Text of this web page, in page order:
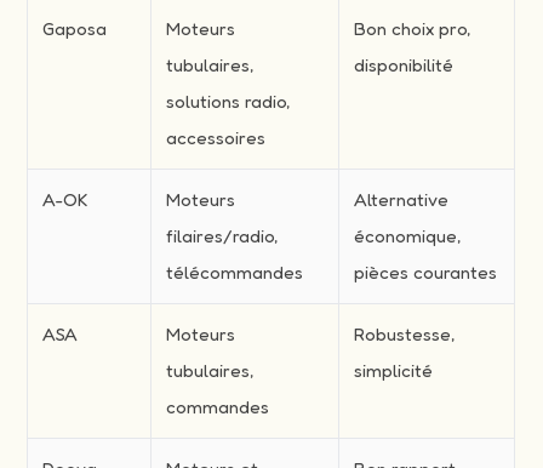
Gaposa
Moteurs
tubulaires,
solutions radio,
accessoires
Bon choix pro,
disponibilité
A-OK
Moteurs
filaires/radio,
télécommandes
Alternative
économique,
pièces courantes
ASA
Moteurs
tubulaires,
commandes
Robustesse,
simplicité